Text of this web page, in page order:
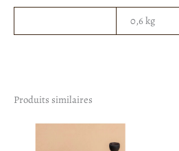
0,6 kg
Produits similaires